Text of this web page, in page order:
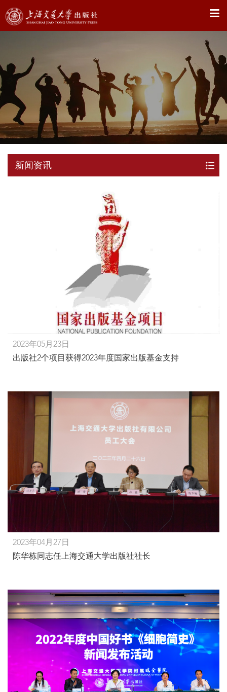
X
新闻资讯
2023年05月23日
出版社2个项目获得2023年度国家出版基金支持
2023年04月27日
陈华栋同志任上海交通大学出版社社长